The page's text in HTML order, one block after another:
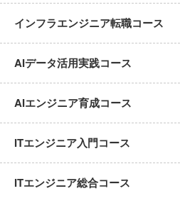
インフラエンジニア転職コース
AIデータ活用実践コース
AIエンジニア育成コース
ITエンジニア入門コース
ITエンジニア総合コース